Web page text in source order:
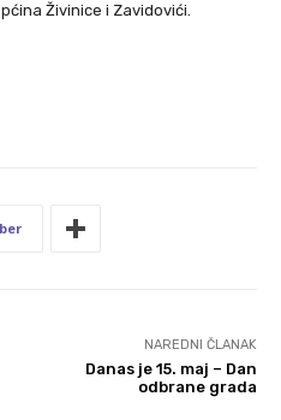
Živinice i Zavidovići.
NAREDNI ČLANAK
Danas je 15. maj – Dan
odbrane grada